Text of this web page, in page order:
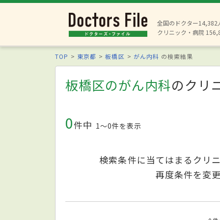
全国のドクター14,382
クリニック・病院
TOP 東京都 板橋区 がん内科 の検索結果
板橋区のがん内科のクリ
0件中 1〜0件を表示
検索条件に当てはまるクリ
再度条件を変